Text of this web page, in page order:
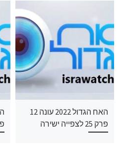
פרק
האח הגדול 2022 עונה 12
פרק 25 לצפייה ישירה